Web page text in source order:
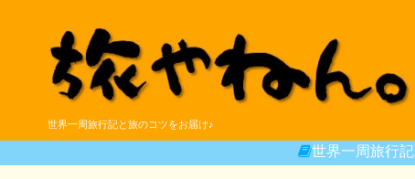
世界一周旅行記と旅のコツをお届け♪
世界一周旅行記